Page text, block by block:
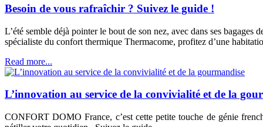
Besoin de vous rafraîchir ? Suivez le guide !
L’été semble déjà pointer le bout de son nez, avec dans ses
spécialiste du confort thermique Thermacome, profitez d’une
Read more...
L’innovation au service de la convivialité et de la
CONFORT DOMO France, c’est cette petite touche de génie